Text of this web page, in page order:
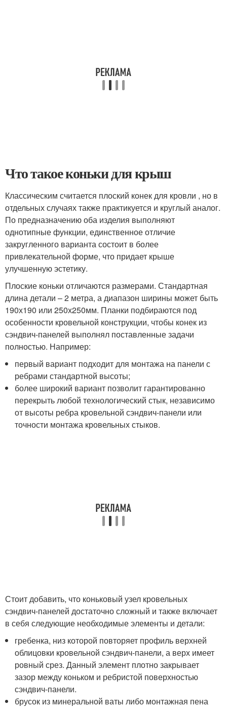
Что такое коньки для крыш
Классическим считается плоский конек для кровли , но в
отдельных случаях также практикуется и круглый аналог.
По предназначению оба изделия выполняют
однотипные функции, единственное отличие
закругленного варианта состоит в более
привлекательной форме, что придает крыше
улучшенную эстетику.
Плоские коньки отличаются размерами. Стандартная
длина детали – 2 метра, а диапазон ширины может быть
190х190 или 250х250мм. Планки подбираются под
особенности кровельной конструкции, чтобы конек из
сэндвич-панелей выполнял поставленные задачи
полностью. Например:
первый вариант подходит для монтажа на панели с
ребрами стандартной высоты;
более широкий вариант позволит гарантированно
перекрыть любой технологический стык, независимо
от высоты ребра кровельной сэндвич-панели или
точности монтажа кровельных стыков.
Стоит добавить, что коньковый узел кровельных
сэндвич-панелей достаточно сложный и также включает
в себя следующие необходимые элементы и детали:
гребенка, низ которой повторяет профиль верхней
облицовки кровельной сэндвич-панели, а верх имеет
ровный срез. Данный элемент плотно закрывает
зазор между коньком и ребристой поверхностью
сэндвич-панели.
брусок из минеральной ваты либо монтажная пена